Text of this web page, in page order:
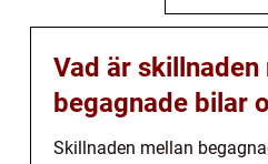
Vad är skillnaden
begagnade bilar
Skillnaden mellan